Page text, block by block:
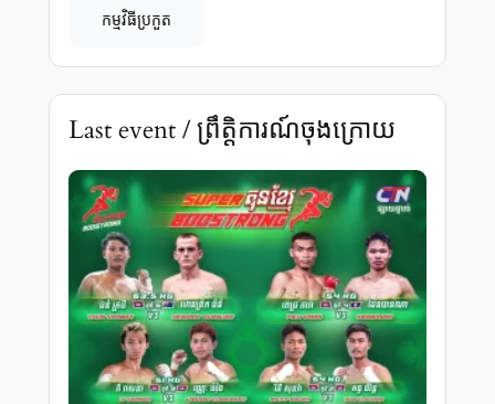
កម្មវិធីប្រកួត
Last event / ព្រឹត្តិការណ៍ចុងក្រោយ